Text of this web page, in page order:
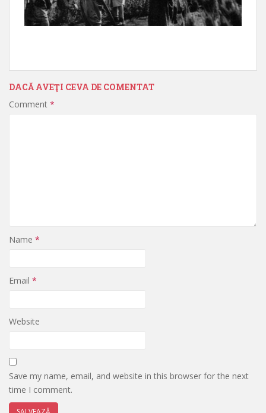
DACĂ AVEŢI CEVA DE COMENTAT
Comment *
Name *
Email *
Website
Save my name, email, and website in this browser for the next
time I comment.